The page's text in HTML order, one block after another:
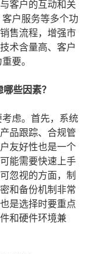
客户的互动和关
户服务等多个功
售流程，增强市
术含量高、客户
要。
些因素？
虑。首先，系统
品跟踪、合规管
友好性也是一个
能需要快速上手
忽视的方面，制
和备份机制非常
是选择时要重点
和硬件环境兼